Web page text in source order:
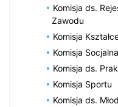
Komisja ds.
Zawodu
Komisja
Komisja Socjalna
Komisja ds.
Komisja Sportu
Komisja ds.